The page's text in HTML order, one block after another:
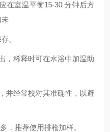
在室温平衡15-30 分钟后方
。
，稀释时可在水浴中加温助
并经常校对其准确性，以避
，推荐使用排枪加样。